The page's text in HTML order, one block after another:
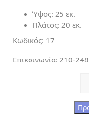
Ύψος: 25 εκ.
Πλάτος: 20 εκ.
Κωδικός: 17
Επικοινωνία: 210-